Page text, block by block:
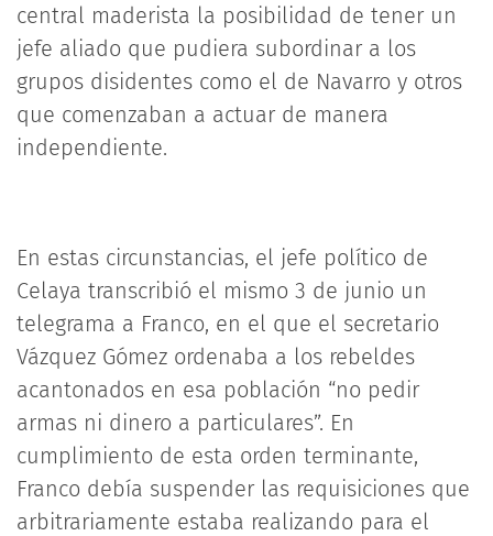
central maderista la posibilidad de tener un
jefe aliado que pudiera subordinar a los
grupos disidentes como el de Navarro y otros
que comenzaban a actuar de manera
independiente.
En estas circunstancias, el jefe político de
Celaya transcribió el mismo 3 de junio un
telegrama a Franco, en el que el secretario
Vázquez Gómez ordenaba a los rebeldes
acantonados en esa población “no pedir
armas ni dinero a particulares”. En
cumplimiento de esta orden terminante,
Franco debía suspender las requisiciones que
arbitrariamente estaba realizando para el